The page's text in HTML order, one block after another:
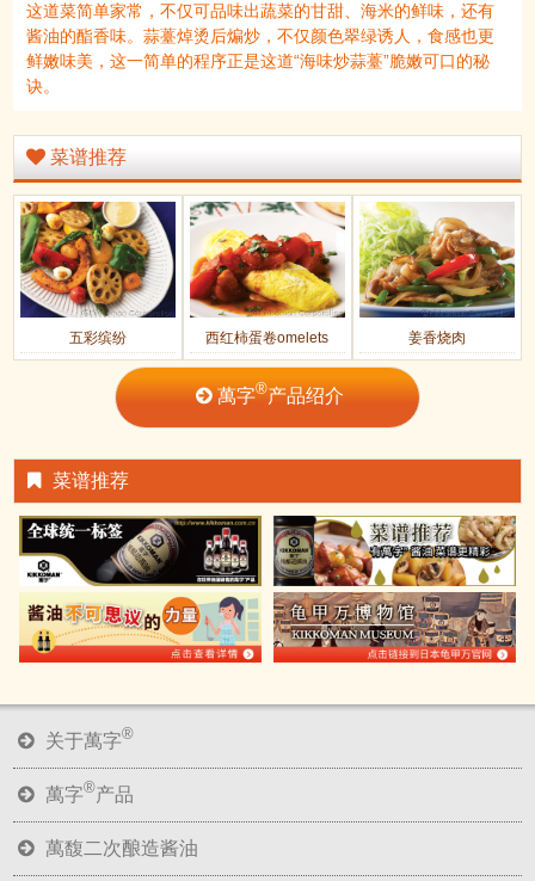
这道菜简单家常，不仅可品味出蔬菜的甘甜、海米的鲜味，还有
酱油的酯香味。蒜薹焯烫后煸炒，不仅颜色翠绿诱人，食感也更
鲜嫩味美，这一简单的程序正是这道“海味炒蒜薹”脆嫩可口的秘
诀。
菜谱推荐
五彩缤纷 西红柿蛋卷omelets 姜香烧肉
萬字®产品绍介
菜谱推荐
关于萬字®
萬字®产品
萬馥二次酿造酱油